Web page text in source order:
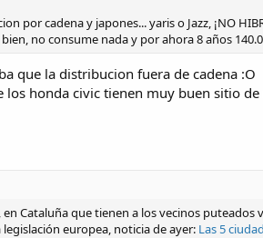
por cadena y japones... yaris o Jazz, ¡NO
no consume nada y por ahora 8 años
que la distribucion fuera de cadena :O
los honda civic tienen muy buen sitio
Cataluña que tienen a los vecinos
europea, noticia de ayer: Las 5